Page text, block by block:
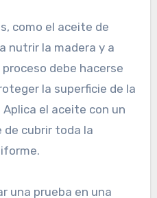
como el aceite de
nutrir la madera y a
debe hacerse
la superficie de la
el aceite con un
de cubrir toda la
una prueba en una